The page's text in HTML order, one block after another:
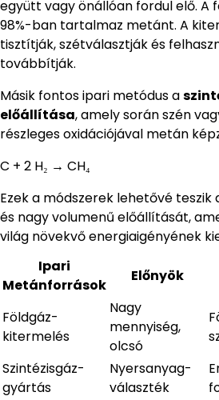
együtt vagy önállóan fordul elő. A
98%-ban tartalmaz metánt. A
tisztítják, szétválasztják és
továbbítják.
Másik fontos ipari metódus a
előállítása, amely során szén
részleges oxidációjával metán
C + 2 H₂ → CH₄
Ezek a módszerek lehetővé
és nagy volumenű előállítását,
világ növekvő energiaigényének
Ipari
Metánforrások
Előnyök
Földgáz-
kitermelés
Nagy
mennyiség,
olcsó
Szintézisgáz-
gyártás
Nyersanyag-
választék